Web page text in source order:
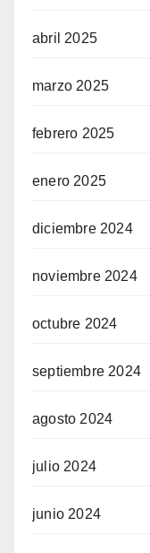
abril 2025
marzo 2025
febrero 2025
enero 2025
diciembre 2024
noviembre 2024
octubre 2024
septiembre 2024
agosto 2024
julio 2024
junio 2024